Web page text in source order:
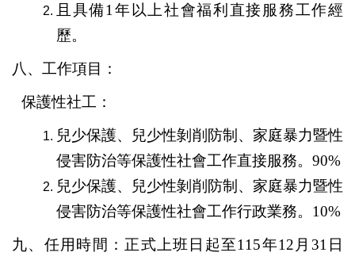
且具備1 年以上社會福利直接服務工作經
歷。
八、工作項目：
保護性社工 ：
兒少保護、兒少性剝削防制、家庭暴力暨性
侵害防治等保護性社會工作直接服務。 90%
兒少保護、兒少性剝削防制、家庭暴力暨性
侵害防治等保護性社會工作行政業務。 10%
九、任用時間：正式上班日起至115年12 月 31 日